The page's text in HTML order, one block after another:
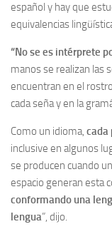
español y hay que
equivalencias
“No se es intérprete
manos se realizan las
encuentran en el
cada seña y en la
Como un idioma, cada
inclusive en algunos
se producen cuando
espacio generan esta
conformando una
lengua”, dijo.